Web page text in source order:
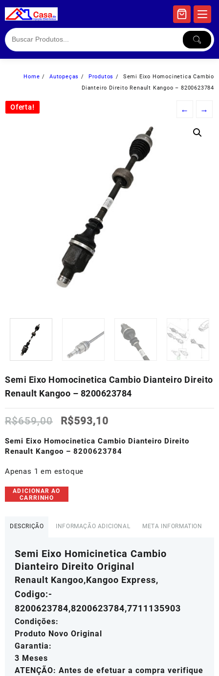
to
Home Autopeças Produtos
Semi Eixo Homocinetica Cambio
Dianteiro Direito Renault Kangoo – 8200623784
Oferta! ← →
Semi Eixo Homocinetica Cambio Dianteiro Direito
Renault Kangoo – 8200623784
R$659,00
O
original
era:
R$593,10
atual
é:
Semi Eixo Homocinetica Cambio Dianteiro Direito
Renault Kangoo – 8200623784
Apenas 1 em estoque
Semi
Eixo
Cambio
Dianteiro
Renault
Kangoo
8200623784
quantidade
ADICIONAR AO
CARRINHO
DESCRIÇÃO INFORMAÇÃO ADICIONAL META INFORMATION
Semi Eixo Homicinetica Cambio
Dianteiro Direito Original
Renault Kangoo,Kangoo Express,
Codigo:-
8200623784,8200623784,7711135903
Condições:
Produto Novo Original
Garantia:
3 Meses
ATENÇÃO: Antes de efetuar a compra verifique
Oferta!